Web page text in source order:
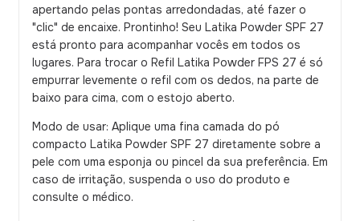
apertando pelas pontas arredondadas, até fazer o
"clic" de encaixe. Prontinho! Seu Latika Powder SPF 27
está pronto para acompanhar vocês em todos os
lugares. Para trocar o Refil Latika Powder FPS 27 é só
empurrar levemente o refil com os dedos, na parte de
baixo para cima, com o estojo aberto.
Modo de usar: Aplique uma fina camada do pó
compacto Latika Powder SPF 27 diretamente sobre a
pele com uma esponja ou pincel da sua preferência. Em
caso de irritação, suspenda o uso do produto e
consulte o médico.